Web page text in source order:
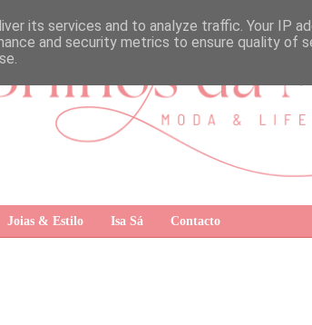
Joias & Estilo Isa Sá Contacto
its services and to analyze traffic. Your IP
and security metrics to ensure quality of